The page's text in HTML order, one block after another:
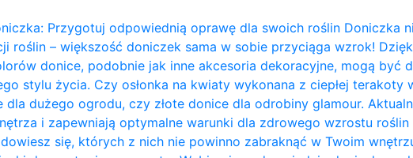
Przygotuj odpowiednią oprawę dla swoich roślin Doniczka
roślin – większość doniczek sama w sobie przyciąga wzrok!
donice, podobnie jak inne akcesoria dekoracyjne, mogą być
stylu życia. Czy osłonka na kwiaty wykonana z ciepłej terakoty
dla dużego ogrodu, czy złote donice dla odrobiny glamour.
i zapewniają optymalne warunki dla zdrowego wzrostu
się, których z nich nie powinno zabraknąć w Twoim